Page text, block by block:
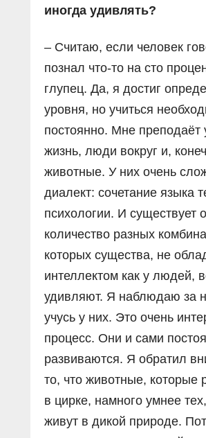
иногда удивлять?
– Считаю, если человек
познал что-то на сто
глупец. Да, я достиг
уровня, но учиться
постоянно. Мне преподаёт
жизнь, люди вокруг и,
животные. У них очень
диалект: сочетание языка
психологии. И существует
количество разных
которых существа, не
интеллектом как у людей,
удивляют. Я наблюдаю за
учусь у них. Это очень
процесс. Они и сами
развиваются. Я обратил
то, что животные, которые
в цирке, намного умнее
живут в дикой природе.